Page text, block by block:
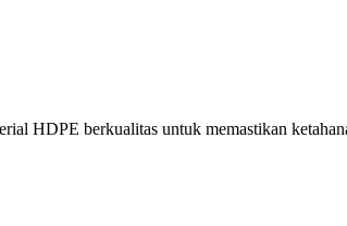
HDPE berkualitas untuk memastikan